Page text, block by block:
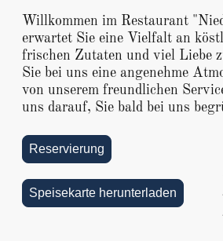
Willkommen im Restaurant
erwartet Sie eine Vielfalt an
frischen Zutaten und viel Liebe
Sie bei uns eine angenehme
von unserem freundlichen
uns darauf, Sie bald bei uns
Reservierung
Speisekarte herunterladen